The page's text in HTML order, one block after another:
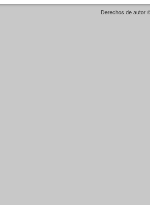
Derechos de autor